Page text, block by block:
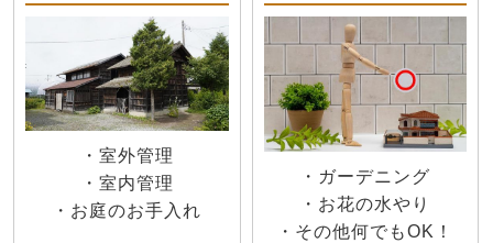
・室外管理
・室内管理
・お庭のお手入れ
・ガーデニング
・お花の水やり
・その他何でもOK！